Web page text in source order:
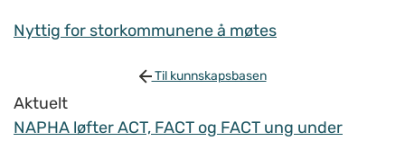
Nyttig for storkommunene å møtes
Til kunnskapsbasen
Aktuelt
NAPHA løfter ACT, FACT og FACT ung under